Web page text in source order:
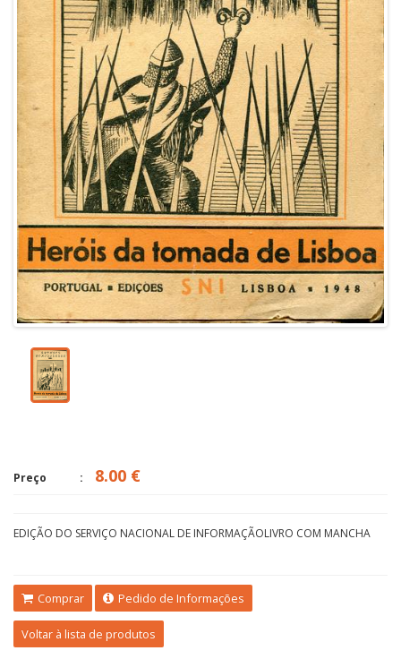
Preço 8.00 €
EDIÇÃO DO SERVIÇO NACIONAL DE INFORMAÇÃOLIVRO COM MANCHA
Comprar Pedido de Informações
Voltar à lista de produtos